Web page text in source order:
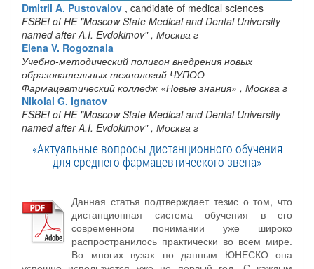
Dmitrii A. Pustovalov , candidate of medical sciences
FSBEI of HE "Moscow State Medical and Dental University
named after A.I. Evdokimov" , Москва г
Elena V. Rogoznaia
Учебно-методический полигон внедрения новых
образовательных технологий ЧУПОО
Фармацевтический колледж «Новые знания» , Москва г
Nikolai G. Ignatov
FSBEI of HE "Moscow State Medical and Dental University
named after A.I. Evdokimov" , Москва г
«Актуальные вопросы дистанционного обучения
для среднего фармацевтического звена»
Данная статья подтверждает тезис о том, что
дистанционная система обучения в его
современном понимании уже широко
распространилось практически во всем мире.
Во многих вузах по данным ЮНЕСКО она